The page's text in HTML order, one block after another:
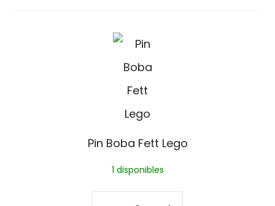
P
i
n
B
a
Pin Boba Fett Lego
1 disponibles